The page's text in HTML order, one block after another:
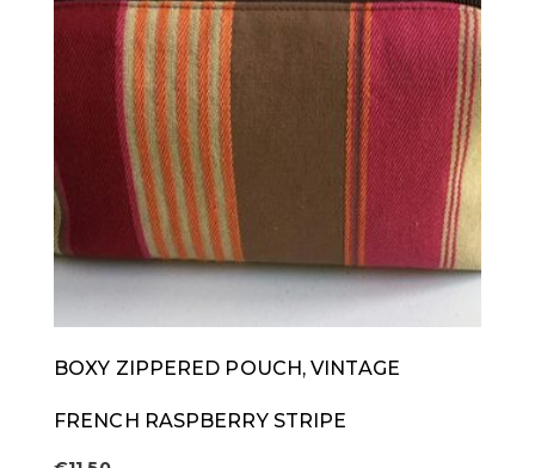
BOXY ZIPPERED POUCH, VINTAGE
FRENCH RASPBERRY STRIPE